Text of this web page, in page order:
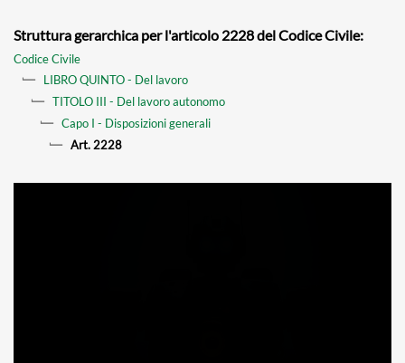
Struttura gerarchica per l'articolo 2228 del Codice Civile:
Codice Civile
LIBRO QUINTO - Del lavoro
TITOLO III - Del lavoro autonomo
Capo I - Disposizioni generali
Art. 2228